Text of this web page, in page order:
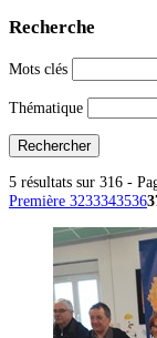
Recherche
Mots clés
Thématique
5 résultats sur 316 -
Première 3233343536